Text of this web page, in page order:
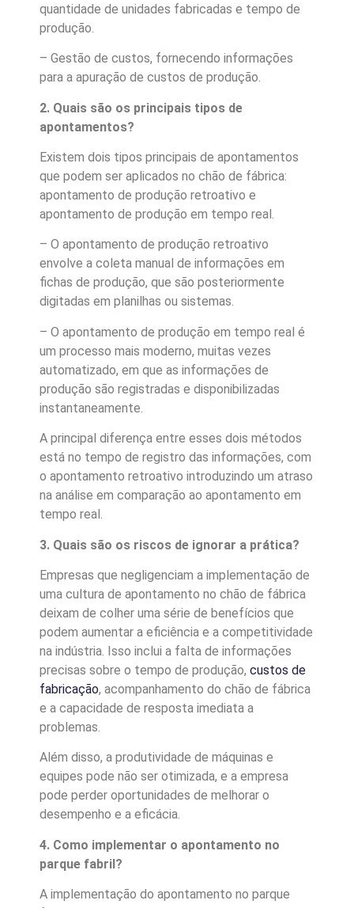
quantidade de unidades fabricadas e tempo de
produção.
– Gestão de custos, fornecendo informações
para a apuração de custos de produção.
2. Quais são os principais tipos de
apontamentos?
Existem dois tipos principais de apontamentos
que podem ser aplicados no chão de fábrica:
apontamento de produção retroativo e
apontamento de produção em tempo real.
– O apontamento de produção retroativo
envolve a coleta manual de informações em
fichas de produção, que são posteriormente
digitadas em planilhas ou sistemas.
– O apontamento de produção em tempo real é
um processo mais moderno, muitas vezes
automatizado, em que as informações de
produção são registradas e disponibilizadas
instantaneamente.
A principal diferença entre esses dois métodos
está no tempo de registro das informações, com
o apontamento retroativo introduzindo um atraso
na análise em comparação ao apontamento em
tempo real.
3. Quais são os riscos de ignorar a prática?
Empresas que negligenciam a implementação de
uma cultura de apontamento no chão de fábrica
deixam de colher uma série de benefícios que
podem aumentar a eficiência e a competitividade
na indústria. Isso inclui a falta de informações
precisas sobre o tempo de produção, custos de
fabricação, acompanhamento do chão de fábrica
e a capacidade de resposta imediata a
problemas.
Além disso, a produtividade de máquinas e
equipes pode não ser otimizada, e a empresa
pode perder oportunidades de melhorar o
desempenho e a eficácia.
4. Como implementar o apontamento no
parque fabril?
A implementação do apontamento no parque